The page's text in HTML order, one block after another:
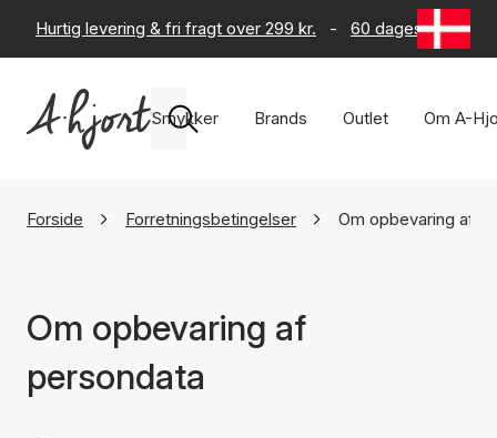
Hurtig levering & fri fragt over 299 kr. - 60 dages returret
Smykker Brands Outlet Om A-
Forside Forretningsbetingelser Om opbevaring af
Om opbevaring af
persondata